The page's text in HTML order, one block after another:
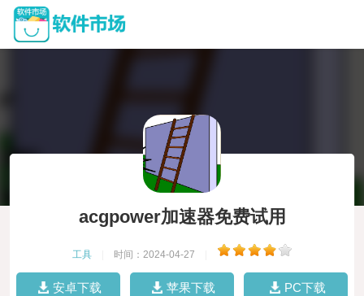
acgpower加速器免费试用
工具 时间：2024-04-27
安卓下载 苹果下载 PC下载